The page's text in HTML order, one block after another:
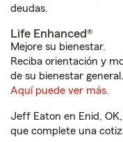
deudas.
Life Enhanced®
Mejore su bienestar.
Reciba orientación y
de su bienestar general.
Aquí puede ver más.
Jeff Eaton en Enid,
que complete una